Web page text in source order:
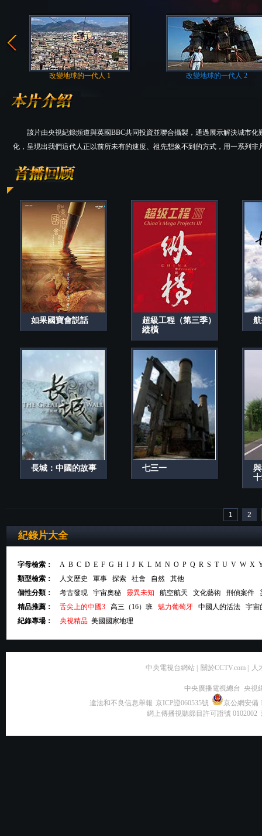
改變地球的一代人 1 改變地球的一代人 2
該片由央視紀錄頻道與英國BBC共同投資並聯合攝製，通過展示解決城市
化，呈現出我們這代人正以前所未有的速度、祖先想象不到的方式，用一系列非
如果國寶會説話
超級工程（第三季）
縱橫
長城：中國的故事 七三一
1 2
紀錄片大全
字母檢索： A B C D E F G H I J K L M N O P Q R S T U V W X
類型檢索：
人文歷史 軍事 探索 社會 自然
其他
個性分類：
考古發現 宇宙奧秘 靈異未知 航空航天 文化藝術 刑偵案件
精品推薦：
舌尖上的中國3 高三（16）班 魅力葡萄牙 中國人的活法
宇宙
紀錄專場：
央視精品 美國國家地理
中央電視台網站 關於CCTV.com 人
中央廣播電視總台 央視
違法和不良信息舉報 京ICP證060535號
京公網安備
網上傳播視聽節目許可證號 0102002